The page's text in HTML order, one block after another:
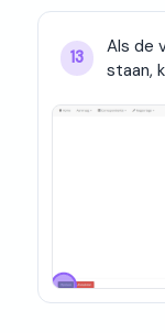
13
Als de
staan,